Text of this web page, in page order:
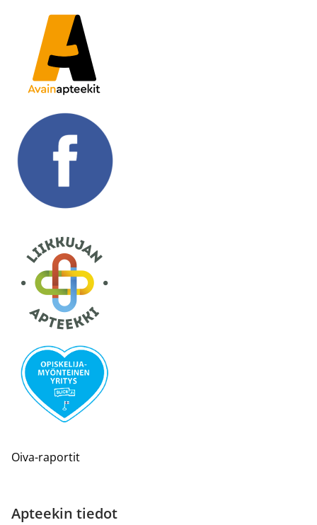
Oiva-raportit
Apteekin tiedot